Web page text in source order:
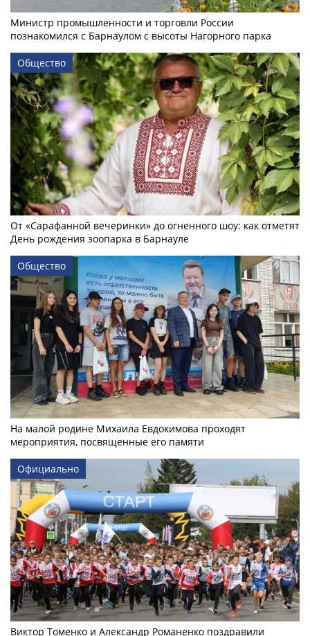
Министр промышленности и торговли России
познакомился с Барнаулом с высоты Нагорного парка
Общество
От «Сарафанной вечеринки» до огненного шоу: как отметят
День рождения зоопарка в Барнауле
Общество
На малой родине Михаила Евдокимова проходят
мероприятия, посвященные его памяти
Официально
Виктор Томенко и Александр Романенко поздравили